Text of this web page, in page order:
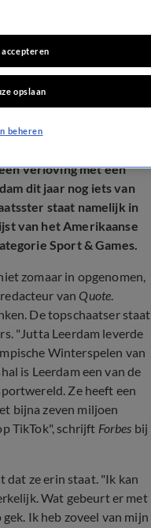
voor
verloving met een
dit jaar nog iets van
staat namelijk in
van het Amerikaanse
Sport & Games.
zomaar in opgenomen,
van Quote.
De topschaatser staat
"Jutta Leerdam leverde
Winterspelen van
is Leerdam een van de
Ze heeft een
bijna zeven miljoen
TikTok", schrijft Forbes bij
dat ze erin staat. "Ik kan
Wat gebeurt er met
Ik heb zoveel van mijn
opslaan
beheren